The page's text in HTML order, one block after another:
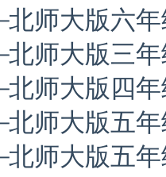
师大版六年
师大版三年
师大版四年
师大版五年
师大版五年